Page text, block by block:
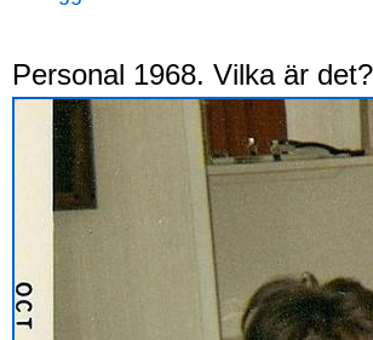
Personal 1968. Vilka är det?